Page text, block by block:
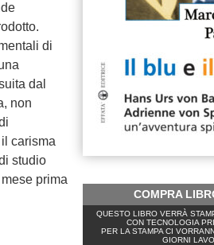
COMPRA
QUESTO LIBRO VERRÀ
CON TECNOLOGIA
PER LA STAMPA CI
GIORNI
di
dal
non
carisma
studio
prima